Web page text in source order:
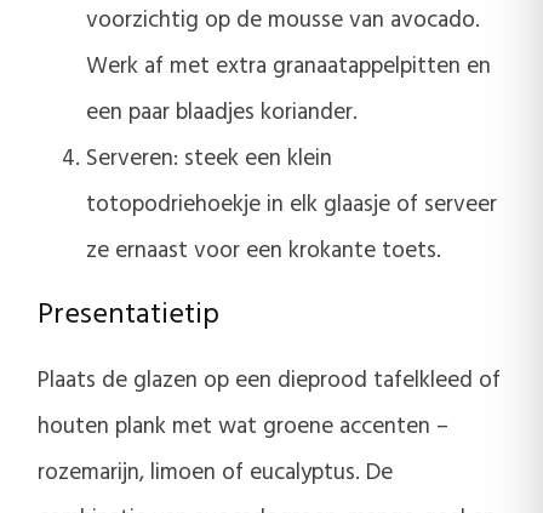
voorzichtig op de mousse van avocado.
Werk af met extra granaatappelpitten en
een paar blaadjes koriander.
Serveren: steek een klein
totopodriehoekje in elk glaasje of serveer
ze ernaast voor een krokante toets.
Presentatietip
Plaats de glazen op een dieprood tafelkleed of
houten plank met wat groene accenten –
rozemarijn, limoen of eucalyptus. De